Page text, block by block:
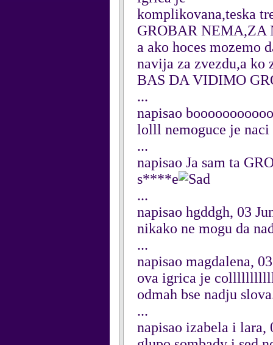
komplikovana,teska
GROBAR NEMA,ZA
a ako hoces mozemo
navija za zvezdu,a ko
BAS DA VIDIMO
...
napisao
lolll nemoguce je
...
napisao Ja sam ta
s****e
...
napisao hgddgh, 03
nikako ne mogu da
...
napisao magdalena,
ova igrica je
odmah bse nadju
...
napisao izabela i lara,